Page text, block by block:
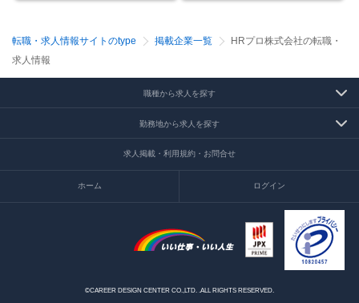
転職・求人情報サイトのtype 掲載企業一覧
HRプロ株式会社の転職・
求人情報
職種から求人を探す
勤務地から求人を探す
求人掲載・利用規約・お問合せ
ホーム ログイン
©CAREER DESIGN CENTER CO.,LTD. .ALL RIGHTS RESERVED.